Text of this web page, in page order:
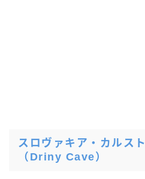
スロヴァキア・カルス
（Driny Cave）